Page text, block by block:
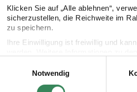
Klicken Sie auf „Alle ablehnen“,
sicherzustellen, die Reichweite im
zu speichern.
Ihre Einwilligung ist freiwillig und
Impressum
Datenschutz
Notwendig
Stumpenkerze Spirale